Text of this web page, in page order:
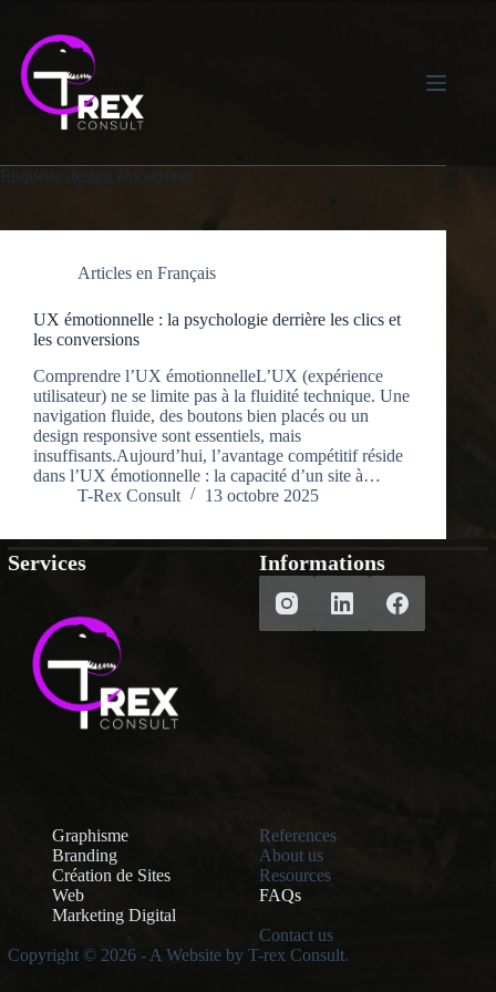
content
Étiquette design émotionnel
Articles en Français
UX émotionnelle : la psychologie derrière les clics et
les conversions
Comprendre l’UX émotionnelleL’UX (expérience
utilisateur) ne se limite pas à la fluidité technique. Une
navigation fluide, des boutons bien placés ou un
design responsive sont essentiels, mais
insuffisants.Aujourd’hui, l’avantage compétitif réside
dans l’UX émotionnelle : la capacité d’un site à…
T-Rex Consult
13 octobre 2025
Services Informations
Graphisme
Branding
Création de Sites
Web
Marketing Digital
References
About us
Resources
FAQs
Contact us
Copyright © 2026 - A Website by T-rex Consult.